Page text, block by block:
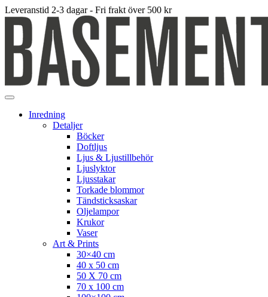
Leveranstid 2-3 dagar - Fri frakt över 500 kr
Inredning
Detaljer
Böcker
Doftljus
Ljus & Ljustillbehör
Ljuslyktor
Ljusstakar
Torkade blommor
Tändsticksaskar
Oljelampor
Krukor
Vaser
Art & Prints
30×40 cm
40 x 50 cm
50 X 70 cm
70 x 100 cm